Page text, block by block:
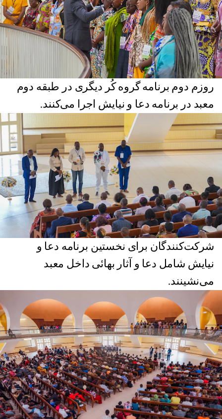
روزم دوم برنامه گروه کُر دیگری در طبقه دوم
معبد در برنامه دعا و نیایش اجرا می‌کنند.
شرکت‌کنندگان برای نخستین برنامه دعا و
نیایش شامل دعا و آثار بهائی داخل معبد
می‌نشینند.